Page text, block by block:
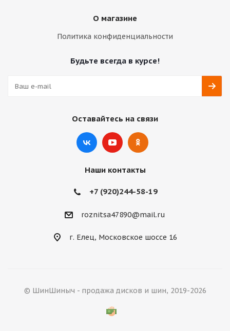
О магазине
Политика конфиденциальности
Будьте всегда в курсе!
Оставайтесь на связи
Наши контакты
+7 (920)244-58-19
roznitsa47890@mail.ru
г. Елец, Московское шоссе 16
© ШинШиныч - продажа дисков и шин, 2019-2026